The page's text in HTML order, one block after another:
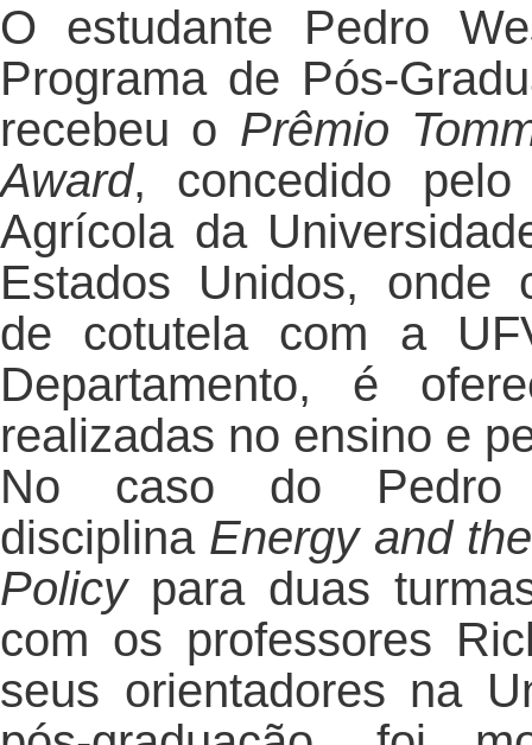
O estudante Pedro
Programa de Pós-
recebeu o Prêmio
Award, concedido pelo
Agrícola da
Estados Unidos, onde
de cotutela com a
Departamento, é
realizadas no ensino e
No caso do Pedro
disciplina Energy and
Policypara duas
com os professores
seus orientadores na